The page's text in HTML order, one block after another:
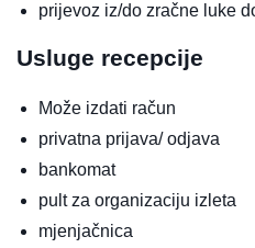
prijevoz iz/do zračne luke
Usluge recepcije
Može izdati račun
privatna prijava/ odjava
bankomat
pult za organizaciju izleta
mjenjačnica